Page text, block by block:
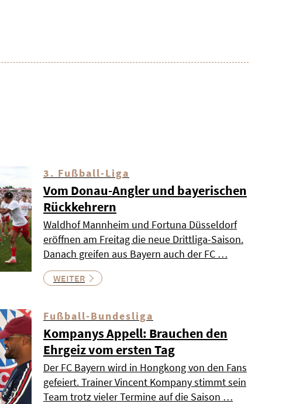
3. Fußball-Liga
Vom Donau-Angler und bayerischen
Rückkehrern
Waldhof Mannheim und Fortuna Düsseldorf
eröffnen am Freitag die neue Drittliga-Saison.
Danach greifen aus Bayern auch der FC …
WEITER
Fußball-Bundesliga
Kompanys Appell: Brauchen den
Ehrgeiz vom ersten Tag
Der FC Bayern wird in Hongkong von den Fans
gefeiert. Trainer Vincent Kompany stimmt sein
Team trotz vieler Termine auf die Saison …